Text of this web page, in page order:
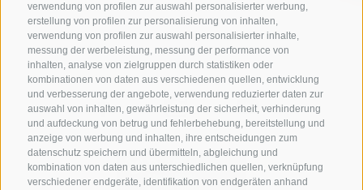
verwendung von profilen zur auswahl personalisierter werbung,
erstellung von profilen zur personalisierung von inhalten,
verwendung von profilen zur auswahl personalisierter inhalte,
messung der werbeleistung, messung der performance von
inhalten, analyse von zielgruppen durch statistiken oder
kombinationen von daten aus verschiedenen quellen, entwicklung
und verbesserung der angebote, verwendung reduzierter daten zur
auswahl von inhalten, gewährleistung der sicherheit, verhinderung
und aufdeckung von betrug und fehlerbehebung, bereitstellung und
anzeige von werbung und inhalten, ihre entscheidungen zum
datenschutz speichern und übermitteln, abgleichung und
kombination von daten aus unterschiedlichen quellen, verknüpfung
verschiedener endgeräte, identifikation von endgeräten anhand